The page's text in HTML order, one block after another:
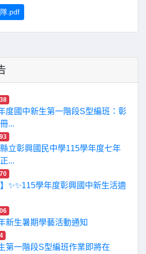
.pdf
度國中新生第一階段S型編班：彰
...
縣立彰興國民中學115學年度七年
...
✨✨115學年度彰興國中新生活適
新生暑期學藝活動通知
第一階段S型編班作業即將在